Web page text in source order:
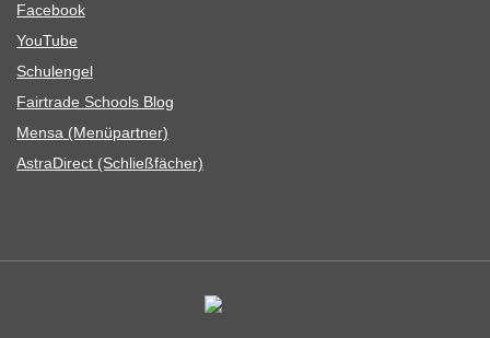
Face­book
You­Tube
Schul­en­gel
Fair­trade Schools Blog
Mensa (Menü­part­ner)
Astra­Di­rect (Schließ­fä­cher)